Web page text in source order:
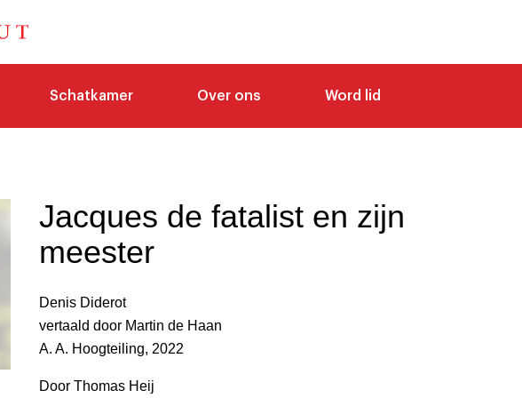
Schatkamer Over ons Word lid
Jacques de fatalist en zijn
meester
Denis Diderot
vertaald door Martin de Haan
A. A. Hoogteiling, 2022
Door Thomas Heij